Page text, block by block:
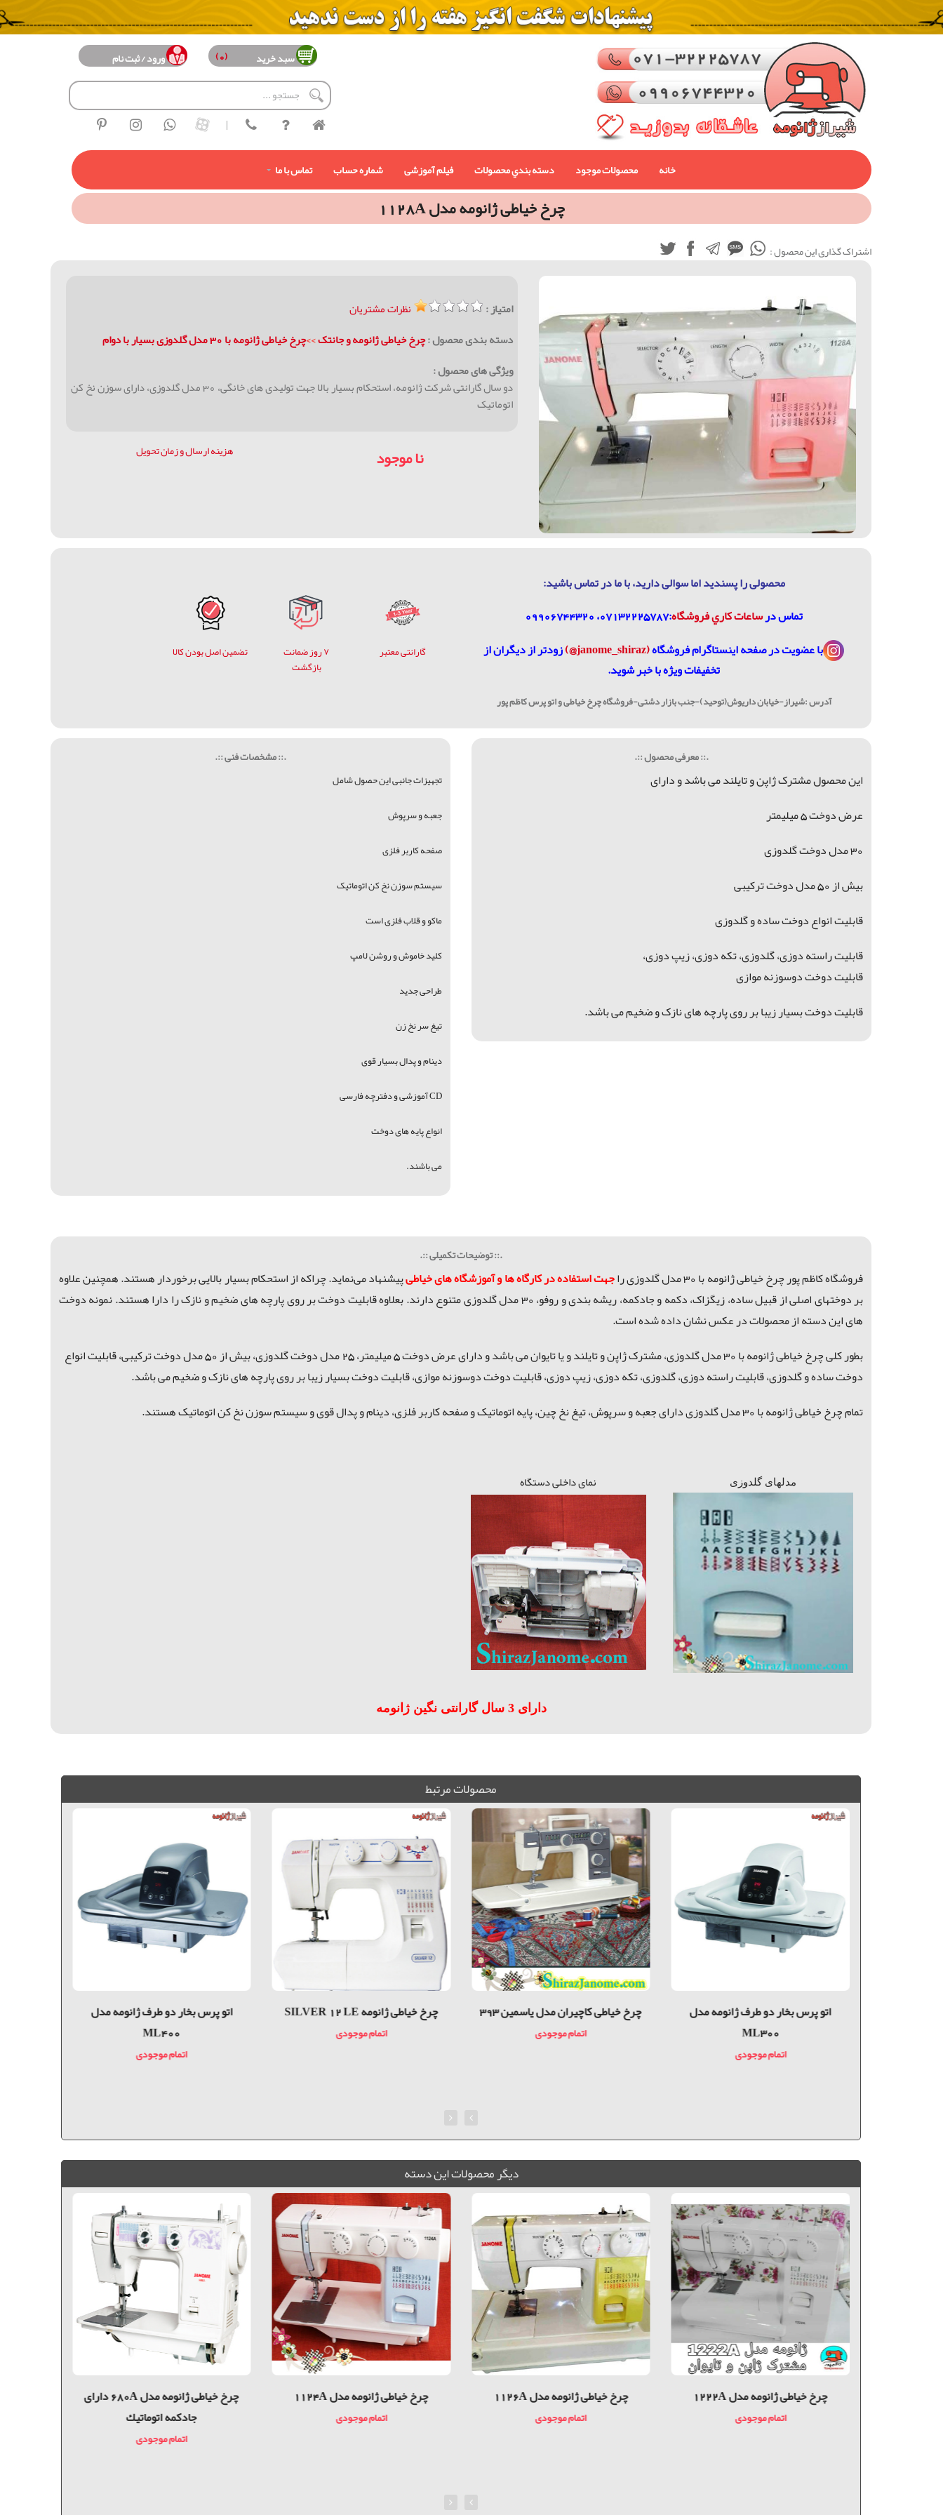
سبد خرید (0) ورود / ثبت نام
|
خانه محصولات موجود دسته بندي محصولات فیلم آموزشی شماره حساب تماس با ما
چرخ خیاطی ژانومه مدل 1128A
اشتراک گذاری این محصول :
امتیاز :
نظرات مشتریان
دسته بندی محصول :چرخ خیاطی ژانومه و جانتک>>چرخ خیاطی ژانومه با 30 مدل گلدوزی بسیار با دوام
ویژگی های محصول :
دو سال گارانتی شرکت ژانومه، استحکام بسیار بالا جهت تولیدی های خانگی، 30 مدل گلدوزی، دارای سوزن نخ کن
اتوماتیک
نا موجود هزینه ارسال و زمان تحویل
محصولی را پسندید اما سوالی دارید، با ما در تماس باشيد:
تماس درساعات كاري فروشگاه:07132225787، 09906744320
با عضویت درصفحه اینستاگرام فروشگاه(janome_shiraz@)
زودتر از دیگران از
تخفیفات ویژه با خبر شوید.
آدرس :شیراز-خیابان داریوش(توحید)-جنب بازار دشتی-فروشگاه چرخ خیاطی و اتو پرس کاظم پور
گارانتی معتبر
۷ روز ضمانت
بازگشت
تضمین اصل بودن کالا
.:: معرفی محصول ::.
این محصول مشترک ژاپن و تایلند می باشد و دارای
عرض دوخت 5 میلیمتر
30 مدل دوخت گلدوزی
بیش از 50 مدل دوخت ترکیبی
قابلیت انواع دوخت ساده و گلدوزی
قابلیت راسته دوزی، گلدوزی، تکه دوزی، زیپ دوزی،
قابلیت دوخت دوسوزنه موازی
قابلیت دوخت بسیار زیبابر روی پارچه های نازک و ضخیم می باشد.
.:: مشخصات فنی ::.
تجهیزات جانبی این حصول شامل
جعبه و سرپوش
صفحه کاربر فلزی
سیستم سوزن نخ کن اتوماتیک
ماکو و قلاب فلزی است
کلید خاموشو روشن لامپ
طراحی جدید
تیغ سر نخ زن
دینام و پدال بسیار قوی
CD آموزشی و دفترچه فارسی
انواع پایه های دوخت
می باشند.
.:: توضیحات تکمیلی ::.
فروشگاه کاظم پور چرخ خیاطی ژانومه با 30 مدل گلدوزی را جهت استفاده در کارگاه ها و آموزشگاه های خیاطیپیشنهاد می‌نماید. چراکه از استحکام بسیار بالایی برخوردار هستند. همچنین علاوه
بر دوختهای اصلی از قبیل ساده، زیگزاک، دکمه و جادکمه، ریشه بندی و روفو، 30 مدل گلدوزی متنوع دارند. بعلاوه قابلیت دوخت بر روی پارچه های ضخیم و نازک را دارا هستند. نمونه دوخت
های این دسته از محصولات در عکس نشان داده شده است.
بطور کلی چرخ خیاطی ژانومه با 30 مدل گلدوزی، مشترک ژاپن و تایلند و یا تایوان می باشد و دارای عرض دوخت 5 میلیمتر، 25 مدل دوخت گلدوزی، بیش از 50 مدل دوخت ترکیبی، قابلیت انواع
دوخت ساده و گلدوزی، قابلیت راسته دوزی، گلدوزی، تکه دوزی، زیپ دوزی، قابلیت دوخت دوسوزنه موازی، قابلیت دوخت بسیار زیبا بر روی پارچه های نازک و ضخیم می باشد.
تمام چرخ خیاطی ژانومه با 30 مدل گلدوزی دارای جعبه و سرپوش، تیغ نخ چین، پایه اتوماتیک و صفحه کاربر فلزی، دینام و پدال قوی و سیستم
سوزن نخ کن اتوماتیک هستند.
مدلهای گلدوزی نمای داخلی دستگاه
دارای 3 سال گارانتی نگین ژانومه
محصولات مرتبط
اتو پرس بخار دو طرف ژانومه مدل
ML400
اتمام موجودی
چرخ خیاطی ژانومه SILVER 12 LE
اتمام موجودی
چرخ خیاطی کاچیران مدل یاسمین 393
اتمام موجودی
اتو پرس بخار دو طرف ژانومه مدل
ML300
اتمام موجودی
ديگر محصولات اين دسته
چرخ خیاطی ژانومه مدل 680A دارای
جادكمه اتوماتيك
اتمام موجودی
چرخ خیاطی ژانومه مدل 1124A
اتمام موجودی
چرخ خیاطی ژانومه مدل 1126A
اتمام موجودی
چرخ خیاطی ژانومه مدل 1222A
اتمام موجودی